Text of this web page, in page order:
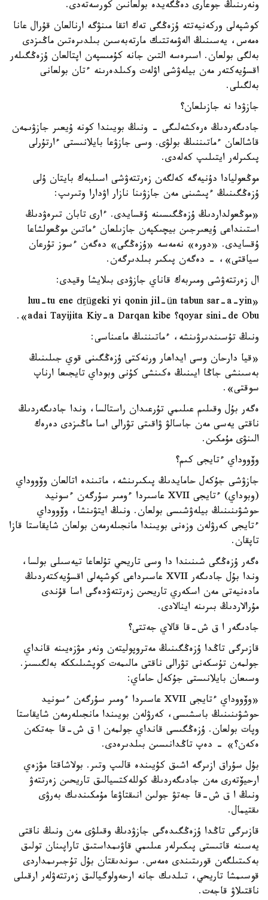
ونەرىنىڭ جوعارى دەڭگەيدە بولعانىن كورسەتەدى.
كوشپەلى وركەنيەتتە ۇزەڭگى تەك اتقا مىنۋگە ارنالعان قۇرال عانا
ەمەس، يەسىنىڭ الەۋمەتتىك مارتەبەسىن بىلدىرەتىن ماڭىزدى
بەلگى بولعان. اسىرەسە التىن جانە كۇمىسپەن اپتالعان ۇزەڭگىلەر
اقسۇيەكتەر مەن بيلەۋشى اۋلەت وكىلدەرىنە ءتان بولعانى
بەلگىلى.
جازۋدا نە جازىلعان؟
جادىگەردىڭ ەرەكشەلىگى - ونىڭ بويىندا كونە ۇيعىر جازۋىمەن
قاشالعان ءماتىننىڭ بولۋى. وسى جازۋعا بايلانىستى ءارتۇرلى
پىكىرلەر ايتىلىپ كەلەدى.
موڭعوليادا دۇنيەگە كەلگەن زەرتتەۋشى اسىلبەك بايتان ۇلى
ۇزەڭگىنىڭ ءپىشىنى مەن جازۋىنا نازار اۋدارا وتىرىپ:
«موڭعولداردىڭ ۇزەڭگىسىنە ۇقسايدى. ءارى تابان تىرەۋدىڭ
استىنداعى ۇيعىرجىن بيچىكپەن جازىلعان ءماتىن موڭعولشاعا
ۇقسايدى. «دورە» نەمەسە «ۇزەڭگى» دەگەن ءسوز تۇرعان
سياقتى»، - دەگەن پىكىر بىلدىرگەن.
ال زەرتتەۋشى ومىربەك قاناي جازۋدى بىلايشا وقيدى:
«luu-tu ene dِrügeki yi qonin jil-ün tabun sar-a-yin
qoyar sini-de Obu؟ adai Tayijita Kiy-a Darqan kibe».
ونىڭ تۇسىندىرۋىنشە، ءماتىننىڭ ماعىناسى:
«قيا دارحان وسى ايداھار ورنەكتى ۇزەڭگىنى قوي جىلىنىڭ
بەسىنشى جاڭا ايىنىڭ ەكىنشى كۇنى وبوداي تايجىعا ارناپ
سوقتى».
ەگەر بۇل وقىلىم عىلىمي تۇرعىدان راستالسا، وندا جادىگەردىڭ
ناقتى يەسى مەن جاسالۋ ۋاقىتى تۋرالى اسا ماڭىزدى دەرەك
الىنۋى مۇمكىن.
وۆووداي ءتايجى كىم؟
جازۋشى جۇكەل حامايدىڭ پىكىرىنشە، ماتىندە اتالعان وۆووداي
(وبوداي) ءتايجى XVII عاسىردا ءومىر سۇرگەن ءسونيد
حوشۋىنىنىڭ بيلەۋشىسى بولعان. ونىڭ ايتۋىنشا، وۆووداي
ءتايجى كەرۋلەن وزەنى بويىندا مانجىلەرمەن بولعان شايقاستا قازا
تاپقان.
ەگەر ۇزەڭگى شىنىندا دا وسى تاريحي تۇلعاعا تيەسىلى بولسا،
وندا بۇل جادىگەر XVII عاسىرداعى كوشپەلى اقسۇيەكتەردىڭ
مادەنيەتى مەن اسكەري تاريحىن زەرتتەۋدەگى اسا قۇندى
مۇرالاردىڭ بىرىنە اينالادى.
جادىگەر ا ق ش-قا قالاي جەتتى؟
قازىرگى تاڭدا ۇزەڭگىنىڭ مەتروپوليتەن ونەر مۋزەيىنە قانداي
جولمەن تۇسكەنى تۋرالى ناقتى مالىمەت كوپشىلىككە بەلگىسىز.
وسىعان بايلانىستى جۇكەل حاماي:
«وۆووداي ءتايجى XVII عاسىردا ءومىر سۇرگەن ءسونيد
حوشۋىنىنىڭ باسشىسى، كەرۋلەن بويىندا مانجىلەرمەن شايقاستا
وپات بولعان. ۇزەڭگىسى قانداي جولمەن ا ق ش-قا جەتكەن
ەكەن؟» - دەپ تاڭدانىسىن بىلدىرەدى.
بۇل سۇراق ازىرگە اشىق كۇيىندە قالىپ وتىر. بولاشاقتا مۋزەي
ارحيۆتەرى مەن جادىگەردىڭ كوللەكتسيالىق تاريحىن زەرتتەۋ
ونىڭ ا ق ش-قا جەتۋ جولىن انىقتاۋعا مۇمكىندىك بەرۋى
ىقتيمال.
قازىرگى تاڭدا ۇزەڭگىدەگى جازۋدىڭ وقىلۋى مەن ونىڭ ناقتى
يەسىنە قاتىستى پىكىرلەر عىلىمي قاۋىمداستىق تاراپىنان تولىق
بەكىتىلگەن قورىتىندى ەمەس. سوندىقتان بۇل تۇجىرىمداردى
قوسىمشا تاريحي، تىلدىك جانە ارحەولوگيالىق زەرتتەۋلەر ارقىلى
ناقتىلاۋ قاجەت.